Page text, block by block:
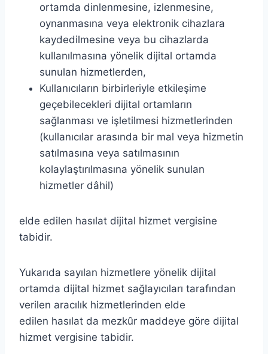
ortamda dinlenmesine, izlenmesine,
oynanmasına veya elektronik cihazlara
kaydedilmesine veya bu cihazlarda
kullanılmasına yönelik dijital ortamda
sunulan hizmetlerden,
Kullanıcıların birbirleriyle etkileşime
geçebilecekleri dijital ortamların
sağlanması ve işletilmesi hizmetlerinden
(kullanıcılar arasında bir mal veya hizmetin
satılmasına veya satılmasının
kolaylaştırılmasına yönelik sunulan
hizmetler dâhil)
elde edilen hasılat dijital hizmet vergisine
tabidir.
Yukarıda sayılan hizmetlere yönelik dijital
ortamda dijital hizmet sağlayıcıları tarafından
verilen aracılık hizmetlerinden elde
edilen hasılat da mezkûr maddeye göre dijital
hizmet vergisine tabidir.